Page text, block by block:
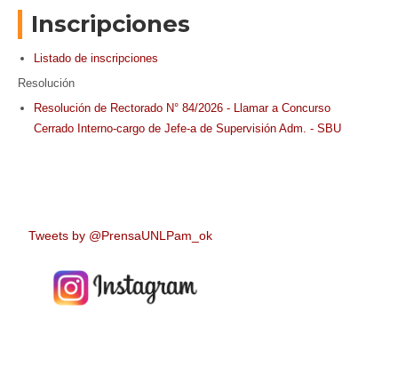
Inscripciones
Listado de inscripciones
Resolución
Resolución de Rectorado N° 84/2026 - Llamar a Concurso
Cerrado Interno-cargo de Jefe-a de Supervisión Adm. - SBU
Tweets by @PrensaUNLPam_ok